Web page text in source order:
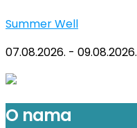
Summer Well
07.08.2026. - 09.08.2026.
O nama